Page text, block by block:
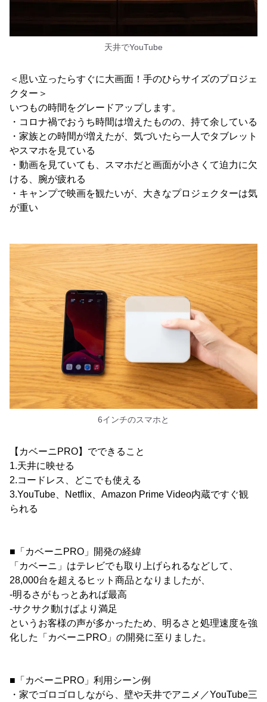
天井でYouTube
＜思い立ったらすぐに大画面！手のひらサイズのプロジェ
クター＞
いつもの時間をグレードアップします。
・コロナ禍でおうち時間は増えたものの、持て余している
・家族との時間が増えたが、気づいたら一人でタブレット
やスマホを見ている
・動画を見ていても、スマホだと画面が小さくて迫力に欠
ける、腕が疲れる
・キャンプで映画を観たいが、大きなプロジェクターは気
が重い
6インチのスマホと
【カベーニPRO】でできること
1.天井に映せる
2.コードレス、どこでも使える
3.YouTube、Netflix、Amazon Prime Video内蔵ですぐ観
られる
■「カベーニPRO」開発の経緯
「カベーニ」はテレビでも取り上げられるなどして、
28,000台を超えるヒット商品となりましたが、
-明るさがもっとあれば最高
-サクサク動けばより満足
というお客様の声が多かったため、明るさと処理速度を強
化した「カベーニPRO」の開発に至りました。
■「カベーニPRO」利用シーン例
・家でゴロゴロしながら、壁や天井でアニメ／YouTube三